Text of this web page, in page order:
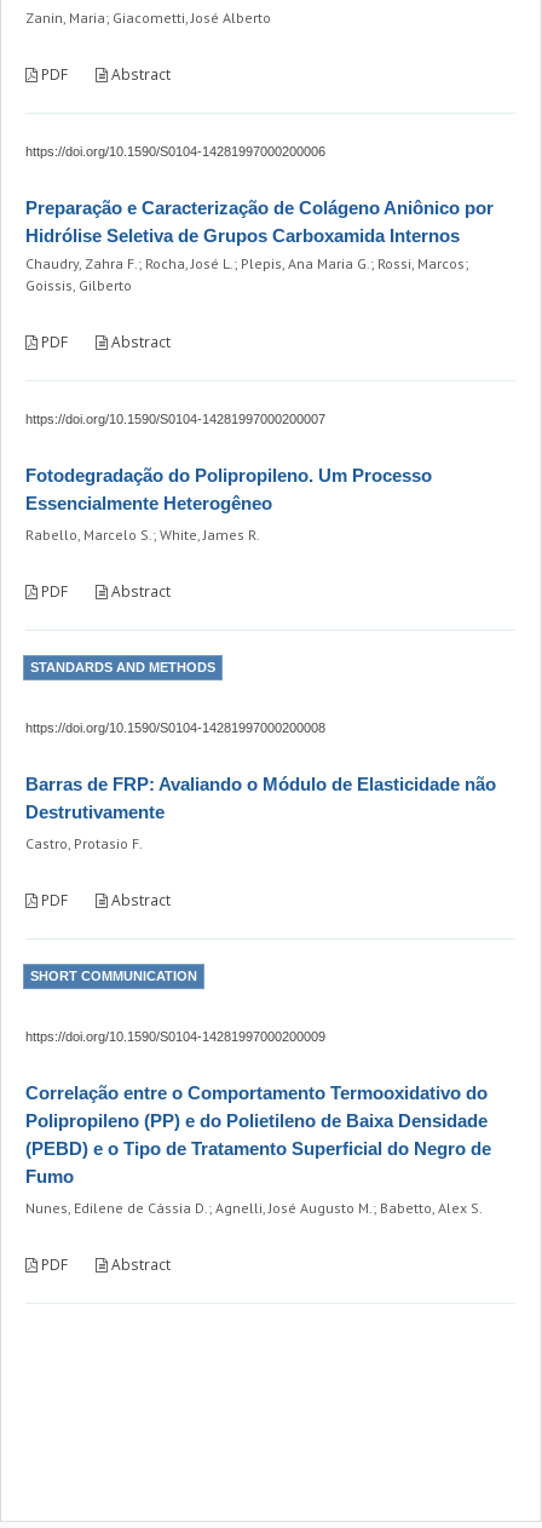
Zanin, Maria; Giacometti, José Alberto
PDF Abstract
https://doi.org/10.1590/S0104-14281997000200006
Preparação e Caracterização de Colágeno Aniônico por
Hidrólise Seletiva de Grupos Carboxamida Internos
Chaudry, Zahra F.; Rocha, José L.; Plepis, Ana Maria G.; Rossi, Marcos;
Goissis, Gilberto
PDF Abstract
https://doi.org/10.1590/S0104-14281997000200007
Fotodegradação do Polipropileno. Um Processo
Essencialmente Heterogêneo
Rabello, Marcelo S.; White, James R.
PDF Abstract
STANDARDS AND METHODS
https://doi.org/10.1590/S0104-14281997000200008
Barras de FRP: Avaliando o Módulo de Elasticidade não
Destrutivamente
Castro, Protasio F.
PDF Abstract
SHORT COMMUNICATION
https://doi.org/10.1590/S0104-14281997000200009
Correlação entre o Comportamento Termooxidativo do
Polipropileno (PP) e do Polietileno de Baixa Densidade
(PEBD) e o Tipo de Tratamento Superficial do Negro de
Fumo
Nunes, Edilene de Cássia D.; Agnelli, José Augusto M.; Babetto, Alex S.
PDF Abstract